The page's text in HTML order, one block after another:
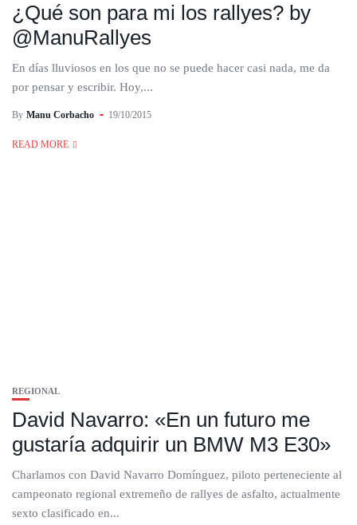
¿Qué son para mi los rallyes? by
@ManuRallyes
En días lluviosos en los que no se puede hacer casi nada, me da
por pensar y escribir. Hoy,...
By Manu Corbacho 19/10/2015
READ MORE
REGIONAL
David Navarro: «En un futuro me
gustaría adquirir un BMW M3 E30»
Charlamos con David Navarro Domínguez, piloto perteneciente al
campeonato regional extremeño de rallyes de asfalto, actualmente
sexto clasificado en...